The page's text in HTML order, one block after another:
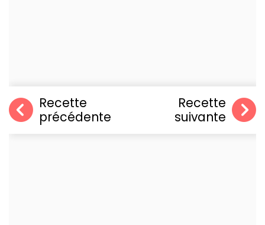
Recette
précédente
Recette
suivante